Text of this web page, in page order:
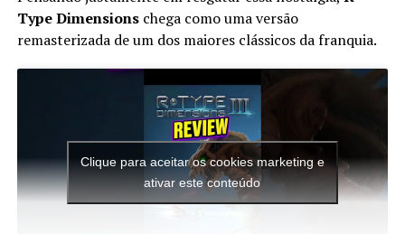
Apesar do foco na experiência solo, o multiplayer
continua presente. Você pode chamar amigos para
participar das missões ou entrar nas salas de outros
jogadores para completar sessões cooperativas e
conquistar recompensas adicionais, aumentando ainda
mais a longevidade da aventura.
O mais interessante é que toda essa estrutura faz o jogo
Type Dimensionschega como uma versão
remasterizada de um dos maiores clássicos da franquia.
Clique para aceitar os cookies marketing e
ativar este conteúdo